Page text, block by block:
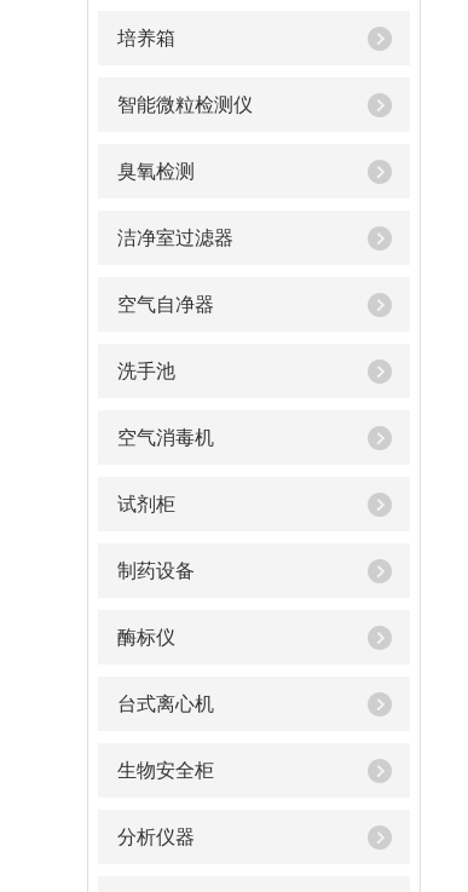
培养箱
智能微粒检测仪
臭氧检测
洁净室过滤器
空气自净器
洗手池
空气消毒机
试剂柜
制药设备
酶标仪
台式离心机
生物安全柜
分析仪器